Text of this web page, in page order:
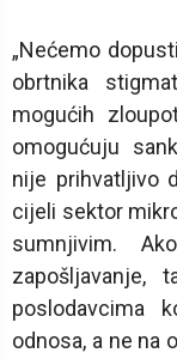
„Nećemo
obrtnika
mogućih
omogućuju
nije prihvatljivo
cijeli sektor
sumnjivim.
zapošljavanje,
poslodavcima
odnosa, a ne na